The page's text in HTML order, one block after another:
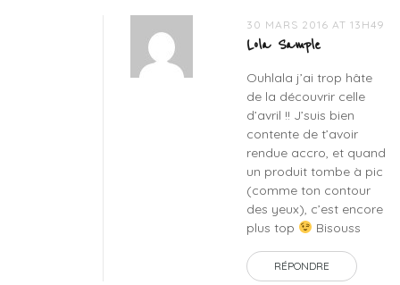
30 MARS 2016 AT 13H49
Lola Sample
Ouhlala j’ai trop hâte
de la découvrir celle
d’avril !! J’suis bien
contente de t’avoir
rendue accro, et quand
un produit tombe à pic
(comme ton contour
des yeux), c’est encore
plus top
Bisouss
RÉPONDRE